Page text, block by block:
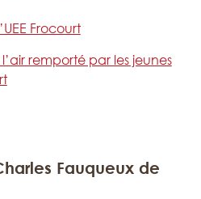
Frocourt
remporté par les jeunes
Fauqueux de